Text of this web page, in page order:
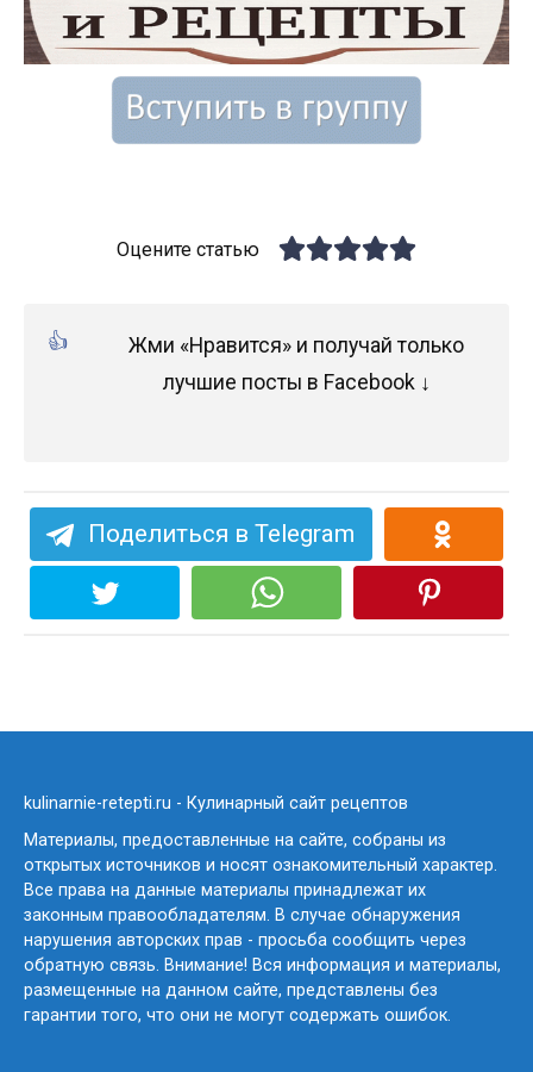
Оцените статью
Жми «Нравится» и получай только
лучшие посты в Facebook ↓
Поделиться в Telegram
kulinarnie-retepti.ru - Кулинарный сайт рецептов
Материалы, предоставленные на сайте, собраны из
открытых источников и носят ознакомительный характер.
Все права на данные материалы принадлежат их
законным правообладателям. В случае обнаружения
нарушения авторских прав - просьба сообщить через
обратную связь. Внимание! Вся информация и материалы,
размещенные на данном сайте, представлены без
гарантии того, что они не могут содержать ошибок.